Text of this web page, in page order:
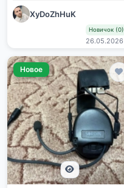
XyDoZhHuK
Новичок (0)
26.05.2026
Новое